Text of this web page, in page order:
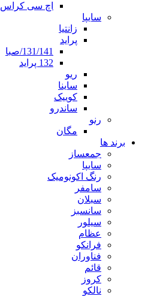
اچ سی کراس
سایپا
زانتیا
پراید
131/141/صبا
132 پراید
ریو
ساینا
کوییک
ساندرو
رنو
مگان
برند ها
جمعساز
سایپا
رنگ اکونومیک
سامفر
سبلان
سانسبز
سیلور
عظام
فرانکو
فناوران
قائم
کروز
نالکو